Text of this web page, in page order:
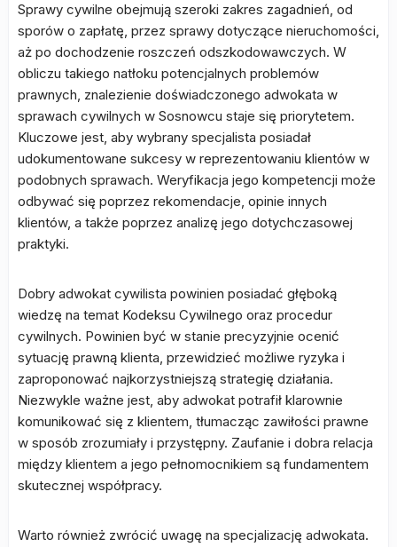
Sprawy cywilne obejmują szeroki zakres zagadnień, od
sporów o zapłatę, przez sprawy dotyczące nieruchomości,
aż po dochodzenie roszczeń odszkodowawczych. W
obliczu takiego natłoku potencjalnych problemów
prawnych, znalezienie doświadczonego adwokata w
sprawach cywilnych w Sosnowcu staje się priorytetem.
Kluczowe jest, aby wybrany specjalista posiadał
udokumentowane sukcesy w reprezentowaniu klientów w
podobnych sprawach. Weryfikacja jego kompetencji może
odbywać się poprzez rekomendacje, opinie innych
klientów, a także poprzez analizę jego dotychczasowej
praktyki.
Dobry adwokat cywilista powinien posiadać głęboką
wiedzę na temat Kodeksu Cywilnego oraz procedur
cywilnych. Powinien być w stanie precyzyjnie ocenić
sytuację prawną klienta, przewidzieć możliwe ryzyka i
zaproponować najkorzystniejszą strategię działania.
Niezwykle ważne jest, aby adwokat potrafił klarownie
komunikować się z klientem, tłumacząc zawiłości prawne
w sposób zrozumiały i przystępny. Zaufanie i dobra relacja
między klientem a jego pełnomocnikiem są fundamentem
skutecznej współpracy.
Warto również zwrócić uwagę na specjalizację adwokata.